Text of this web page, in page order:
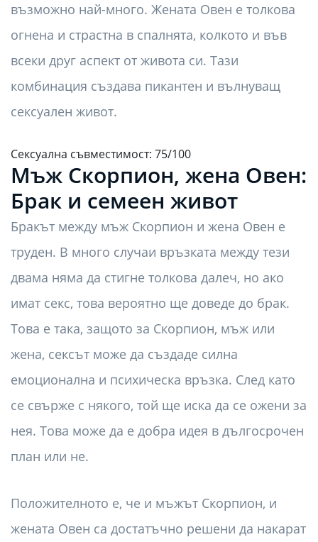
възможно най-много. Жената Овен е толкова
огнена и страстна в спалнята, колкото и във
всеки друг аспект от живота си. Тази
комбинация създава пикантен и вълнуващ
сексуален живот.
Сексуална съвместимост: 75/100
Мъж Скорпион, жена Овен:
Брак и семеен живот
Бракът между мъж Скорпион и жена Овен е
труден. В много случаи връзката между тези
двама няма да стигне толкова далеч, но ако
имат секс, това вероятно ще доведе до брак.
Това е така, защото за Скорпион, мъж или
жена, сексът може да създаде силна
емоционална и психическа връзка. След като
се свърже с някого, той ще иска да се ожени за
нея. Това може да е добра идея в дългосрочен
план или не.
Положителното е, че и мъжът Скорпион, и
жената Овен са достатъчно решени да накарат